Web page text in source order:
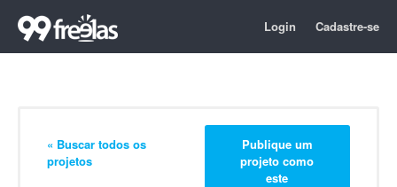
Login Cadastre-se
« Buscar todos os
projetos
Publique um
projeto como
este